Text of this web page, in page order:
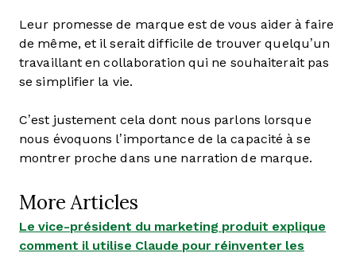
Leur promesse de marque est de vous aider à faire
de même, et il serait difficile de trouver quelqu’un
travaillant en collaboration qui ne souhaiterait pas
se simplifier la vie.
C’est justement cela dont nous parlons lorsque
nous évoquons l’importance de la capacité à se
montrer proche dans une narration de marque.
More Articles
Le vice-président du marketing produit explique
comment il utilise Claude pour réinventer les